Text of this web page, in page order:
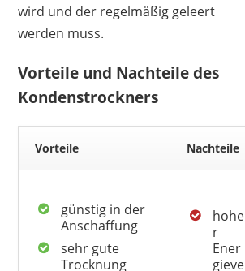
wird und der regelmäßig geleert
werden muss.
Vorteile und Nachteile des
Kondenstrockners
Vorteile Nachteile
günstig in der
Anschaffung
sehr gute
Trocknung
hohe
r
Ener
gieve